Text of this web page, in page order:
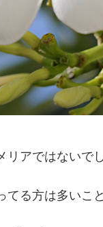
アではないでし
る方は多いこ